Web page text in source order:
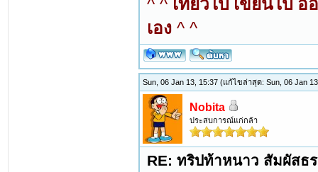
^ ^ เที่ยวไป เขียนไป
เอง ^ ^
Sun, 06 Jan 13, 15:37(แก้ไขล่าสุด: Sun, 06 Jan
Nobita
ประสบการณ์แก่กล้า
RE: ทริปท้าหนาว สัมผัสธ